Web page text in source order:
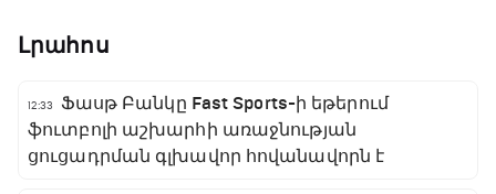
Լրահոս
12:33
Ֆասթ Բանկը Fast Sports-ի եթերում
ֆուտբոլի աշխարհի առաջնության
ցուցադրման գլխավոր հովանավորն է